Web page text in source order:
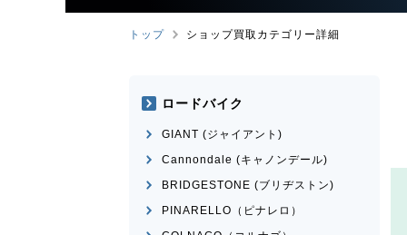
トップ ショップ買取カテゴリー詳細
ロードバイク
GIANT (ジャイアント)
Cannondale (キャノンデール)
BRIDGESTONE (ブリヂストン)
PINARELLO（ピナレロ）